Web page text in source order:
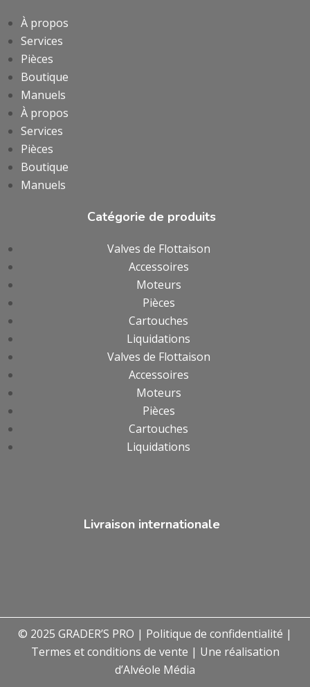
À propos
Services
Pièces
Boutique
Manuels
À propos
Services
Pièces
Boutique
Manuels
Catégorie de produits
Valves de Flottaison
Accessoires
Moteurs
Pièces
Cartouches
Liquidations
Valves de Flottaison
Accessoires
Moteurs
Pièces
Cartouches
Liquidations
Livraison internationale
© 2025 GRADER’S PRO | Politique de confidentialité |
Termes et conditions de vente | Une réalisation
d’Alvéole Média